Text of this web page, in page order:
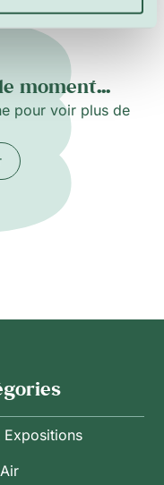
moment...
pour voir plus de
Expositions